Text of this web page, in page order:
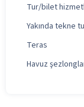
Tur/bilet
Yakında tekne
Teras
Havuz